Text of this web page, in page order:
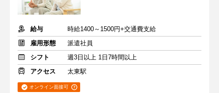
給与
時給1400～1500円+交通費支給
雇用形態
派遣社員
シフト
週3日以上 1日7時間以上
アクセス
太東駅
オンライン面接可